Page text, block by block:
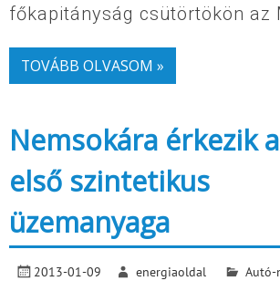
főkapitányság csütörtökön az
TOVÁBB OLVASOM »
Nemsokára érkezik
első szintetikus
üzemanyaga
2013-01-09 energiaoldal Autó-